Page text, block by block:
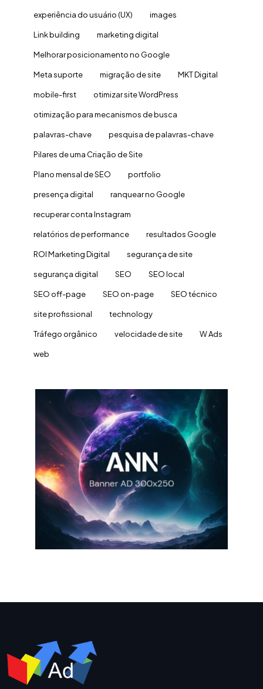
experiência do usuário (UX) images
Link building marketing digital
Melhorar posicionamento no Google
Meta suporte migração de site MKT Digital
mobile-first otimizar site WordPress
otimização para mecanismos de busca
palavras-chave pesquisa de palavras-chave
Pilares de uma Criação de Site
Plano mensal de SEO portfolio
presença digital ranquear no Google
recuperar conta Instagram
relatórios de performance resultados Google
ROI Marketing Digital segurança de site
segurança digital SEO SEO local
SEO off-page SEO on-page SEO técnico
site profissional technology
Tráfego orgânico velocidade de site W Ads
web